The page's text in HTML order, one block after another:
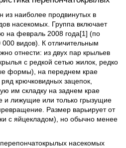
наиболее продвинутых в
насекомых. Группа включает
на февраль 2008 года[1] (по
видов). К отличительным
отнести: из двух пар крыльев
с редкой сетью жилок, редко
формы), на переднем крае
крючковидных зацепок,
им складку на заднем крае
и лижущие или только грызущие
Размер варьирует от
с яйцекладом), но обычно менее
насекомых